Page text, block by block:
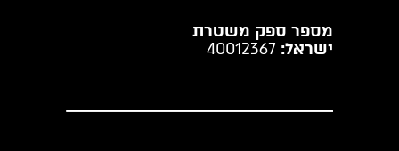
מספר ספק משטרת
ישראל: